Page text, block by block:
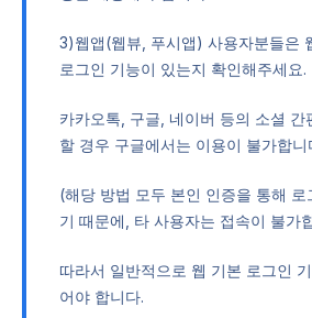
3)웹앱(웹뷰, 푸시앱) 사용자분들은
로그인 기능이 있는지 확인해주세요.
카카오톡, 구글, 네이버 등의 소셜 간
할 경우 구글에서는 이용이 불가합니
(해당 방법 모두 본인 인증을 통해 로
기 때문에, 타 사용자는 접속이 불가
따라서 일반적으로 웹 기본 로그인
어야 합니다.